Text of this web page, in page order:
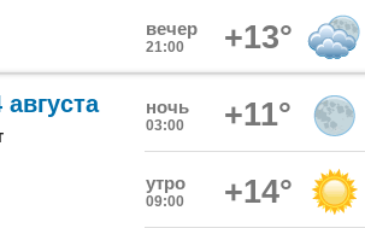
вечер
21:00 +13°
августа ночь
03:00 +11°
утро
09:00 +14°